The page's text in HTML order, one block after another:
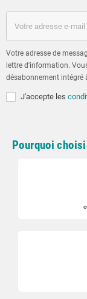
Votre adresse de
lettre d'information.
désabonnement intégré
J'accepte les
Pourquoi